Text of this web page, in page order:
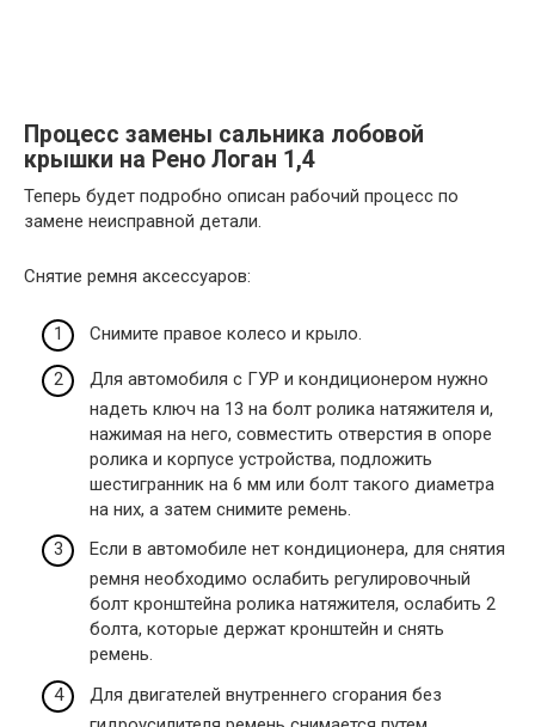
Процесс замены сальника лобовой
крышки на Рено Логан 1,4
Теперь будет подробно описан рабочий процесс по
замене неисправной детали.
Снятие ремня аксессуаров:
Снимите правое колесо и крыло.
Для автомобиля с ГУР и кондиционером нужно
надеть ключ на 13 на болт ролика натяжителя и,
нажимая на него, совместить отверстия в опоре
ролика и корпусе устройства, подложить
шестигранник на 6 мм или болт такого диаметра
на них, а затем снимите ремень.
Если в автомобиле нет кондиционера, для снятия
ремня необходимо ослабить регулировочный
болт кронштейна ролика натяжителя, ослабить 2
болта, которые держат кронштейн и снять
ремень.
Для двигателей внутреннего сгорания без